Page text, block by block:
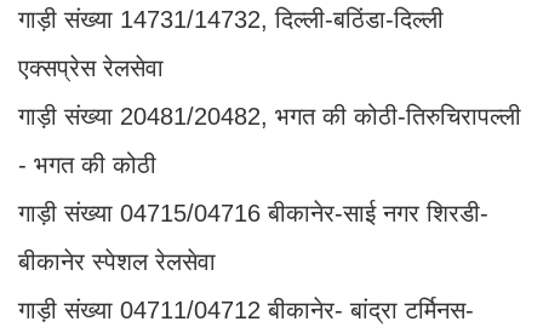
गाड़ी संख्या 14731/14732, दिल्ली-बठिंडा-दिल्ली
एक्सप्रेस रेलसेवा
गाड़ी संख्या 20481/20482, भगत की कोठी-तिरुचिरापल्ली
- भगत की कोठी
गाड़ी संख्या 04715/04716 बीकानेर-साई नगर शिरडी-
बीकानेर स्पेशल रेलसेवा
गाड़ी संख्या 04711/04712 बीकानेर- बांद्रा टर्मिनस-